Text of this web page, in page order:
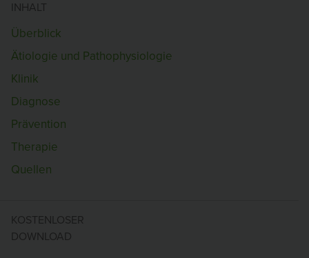
INHALT
Überblick
Ätiologie und Pathophysiologie
Klinik
Diagnose
Prävention
Therapie
Quellen
KOSTENLOSER
DOWNLOAD